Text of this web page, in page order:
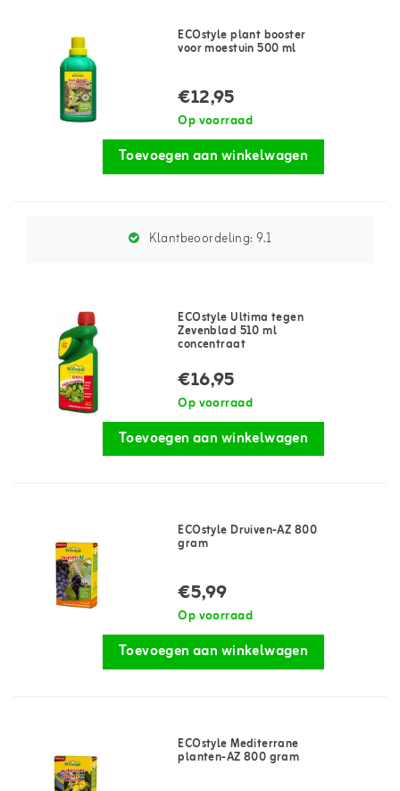
ECOstyle plant booster
voor moestuin 500 ml
€12,95
Op voorraad
Toevoegen aan winkelwagen
Klantbeoordeling:9.1
ECOstyle Ultima tegen
Zevenblad 510 ml
concentraat
€16,95
Op voorraad
Toevoegen aan winkelwagen
ECOstyle Druiven-AZ 800
gram
€5,99
Op voorraad
Toevoegen aan winkelwagen
ECOstyle Mediterrane
planten-AZ 800 gram